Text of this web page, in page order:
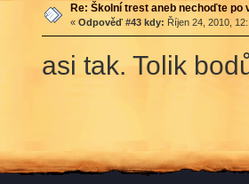
Re: Školní trest aneb nechoďte po
« Odpověď #43 kdy: Říjen 24, 2010,
asi tak. Tolik